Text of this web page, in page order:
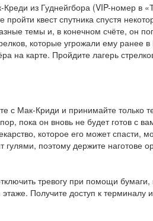
из Гуднейгбора (VIP-номер в
пройти квест спутника спустя
темы и, в конечном счёте, он
которые угрожали ему ранее в
на карте. Пройдите лагерь
с Мак-Криди и принимайте только
пока он вновь не будет готов с
которое его может спасти,
поэтому держите наготове
тревогу при помощи
Получите доступ к терминалу и